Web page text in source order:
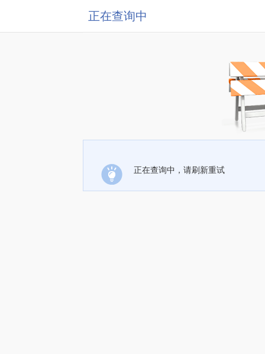
正在查询中
正在查询中，请刷新重试